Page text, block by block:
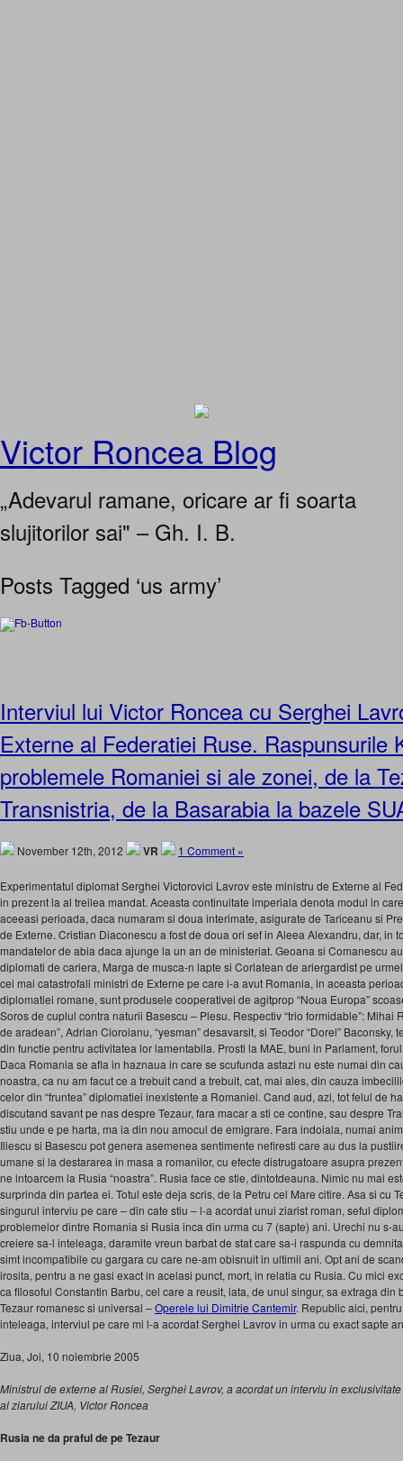
Victor Roncea Blog
„Adevarul ramane, oricare ar fi soarta
slujitorilor sai" – Gh. I. B.
Posts Tagged ‘us army’
Interviul lui Victor Roncea cu Serghei
Externe al Federatiei Ruse. Raspunsurile
problemele Romaniei si ale zonei, de la
Transnistria, de la Basarabia la bazele
November 12th, 2012 VR 1 Comment »
Experimentatul diplomat Serghei Victorovici Lavrov este ministru de Externe al
in prezent la al treilea mandat. Aceasta continuitate imperiala denota modul in
aceeasi perioada, daca numaram si doua interimate, asigurate de Tariceanu si
de Externe. Cristian Diaconescu a fost de doua ori sef in Aleea Alexandru, dar, in
mandatelor de abia daca ajunge la un an de ministeriat. Geoana si Comanescu
diplomati de cariera, Marga de musca-n lapte si Corlatean de ariergardist pe
cei mai catastrofali ministri de Externe pe care i-a avut Romania, in aceasta
diplomatiei romane, sunt produsele cooperativei de agitprop “Noua Europa”
Soros de cuplul contra naturii Basescu – Plesu. Respectiv “trio formidable”: Mihai
de aradean”, Adrian Cioroianu, “yesman” desavarsit, si Teodor “Dorel”
din functie pentru activitatea lor lamentabila. Prosti la MAE, buni in Parlament,
Daca Romania se afla in haznaua in care se scufunda astazi nu este numai din
noastra, ca nu am facut ce a trebuit cand a trebuit, cat, mai ales, din cauza
celor din “fruntea” diplomatiei inexistente a Romaniei. Cand aud, azi, tot felul de
discutand savant pe nas despre Tezaur, fara macar a sti ce contine, sau despre
stiu unde e pe harta, ma ia din nou amocul de emigrare. Fara indoiala, numai
Iliescu si Basescu pot genera asemenea sentimente nefiresti care au dus la
umane si la destararea in masa a romanilor, cu efecte distrugatoare asupra
ne intoarcem la Rusia “noastra”. Rusia face ce stie, dintotdeauna. Nimic nu mai
surprinda din partea ei. Totul este deja scris, de la Petru cel Mare citire. Asa si cu
singurul interviu pe care – din cate stiu – l-a acordat unui ziarist roman, seful
problemelor dintre Romania si Rusia inca din urma cu 7 (sapte) ani. Urechi nu s-
creiere sa-l inteleaga, daramite vreun barbat de stat care sa-i raspunda cu
simt incompatibile cu gargara cu care ne-am obisnuit in ultimii ani. Opt ani de
irosita, pentru a ne gasi exact in acelasi punct, mort, in relatia cu Rusia. Cu mici
ca filosoful Constantin Barbu, cel care a reusit, iata, de unul singur, sa extraga
Tezaur romanesc si universal –Operele lui Dimitrie Cantemir. Republic aici,
inteleaga, interviul pe care mi l-a acordat Serghei Lavrov in urma cu exact sapte
Ziua, Joi, 10 noiembrie 2005
Ministrul de externe al Rusiei, Serghei Lavrov, a acordat un interviu in
al ziarului ZIUA, Victor Roncea
Rusia ne da praful de pe Tezaur